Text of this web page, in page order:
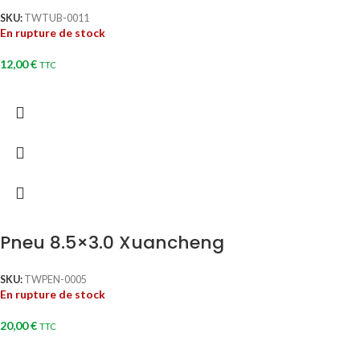
SKU: TWTUB-0011
En rupture de stock
12,00€ TTC
Pneu 8.5×3.0 Xuancheng
SKU: TWPEN-0005
En rupture de stock
20,00€ TTC